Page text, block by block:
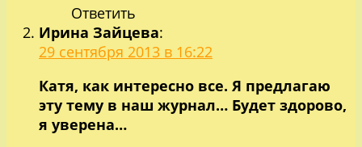
Ответить
Ирина Зайцева:
29 сентября 2013 в 16:22
Катя, как интересно все. Я предлагаю
эту тему в наш журнал… Будет здорово,
я уверена…